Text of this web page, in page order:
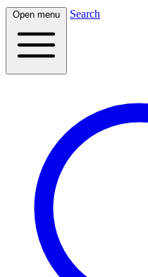
Open menu Search